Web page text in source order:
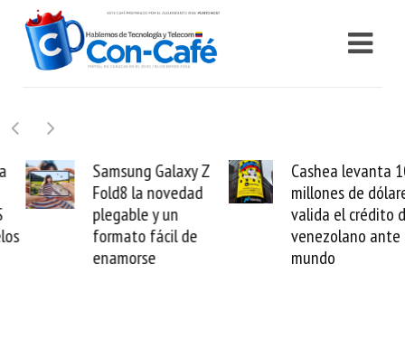
Samsung Galaxy Z
Fold8 la novedad
plegable y un
formato fácil de
enamorse
Cashea levanta 100
millones de dólares y
valida el crédito del
venezolano ante el
mundo